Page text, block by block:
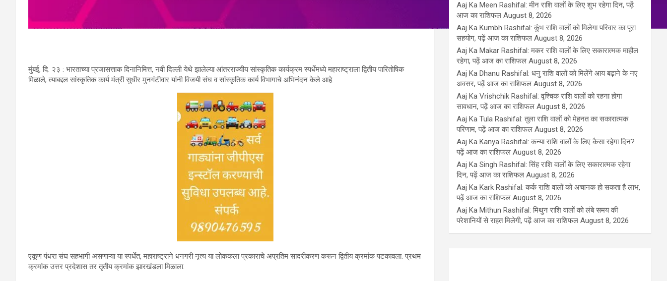
मुंबई, दि. २३ : भारताच्या प्रजासत्ताक दिनानिमित्त, नवी दिल्ली येथे झालेल्या आंतरराज्यीय सांस्कृतिक कार्यक्रम स्पर्धेमध्ये महाराष्ट्राला द्वितीय पारितोषिक
मिळाले, त्याबद्दल सांस्कृतिक कार्य मंत्री सुधीर मुनगंटीवार यांनी विजयी संघ व सांस्कृतिक कार्य विभागाचे अभिनंदन केले आहे.
एकूण पंधरा संघ सहभागी असणाऱ्या या स्पर्धेत, महाराष्ट्राने धनगरी नृत्य या लोककला प्रकाराचे अप्रतिम सादरीकरण करून द्वितीय क्रमांक पटकावला. प्रथम
क्रमांक उत्तर प्रदेशास तर तृतीय क्रमांक झारखंडला मिळाला.
Aaj Ka Meen Rashifal: मीन राशि वालों के लिए शुभ रहेगा दिन, पढ़ें
आज का राशिफल August 8, 2026
Aaj Ka Kumbh Rashifal: कुंभ राशि वालों को मिलेगा परिवार का पूरा
सहयोग, पढ़ें आज का राशिफल August 8, 2026
Aaj Ka Makar Rashifal: मकर राशि वालों के लिए सकारात्मक माहौल
रहेगा, पढ़ें आज का राशिफल August 8, 2026
Aaj Ka Dhanu Rashifal: धनु राशि वालों को मिलेंगे आय बढ़ाने के नए
अवसर, पढ़ें आज का राशिफल August 8, 2026
Aaj Ka Vrishchik Rashifal: वृश्चिक राशि वालों को रहना होगा
सावधान, पढ़ें आज का राशिफल August 8, 2026
Aaj Ka Tula Rashifal: तुला राशि वालों को मेहनत का सकारात्मक
परिणाम, पढ़ें आज का राशिफल August 8, 2026
Aaj Ka Kanya Rashifal: कन्या राशि वालों के लिए कैसा रहेगा दिन?
पढ़ें आज का राशिफल August 8, 2026
Aaj Ka Singh Rashifal: सिंह राशि वालों के लिए सकारात्मक रहेगा
दिन, पढ़ें आज का राशिफल August 8, 2026
Aaj Ka Kark Rashifal: कर्क राशि वालों को अचानक हो सकता है लाभ,
पढ़ें आज का राशिफल August 8, 2026
Aaj Ka Mithun Rashifal: मिथुन राशि वालों को लंबे समय की
परेशानियों से राहत मिलेगी, पढ़ें आज का राशिफल August 8, 2026